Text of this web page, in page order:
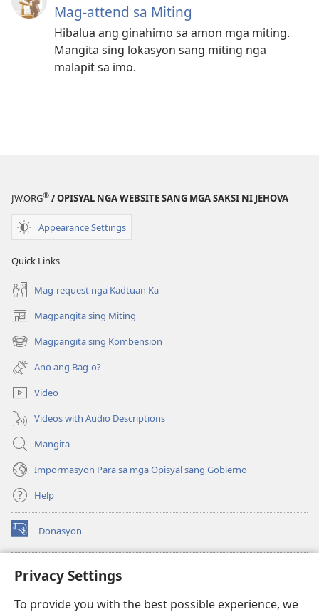
Privacy Settings
To provide you with the best possible experience, we
Mag-attend sa Miting
Hibalua ang ginahimo sa amon mga miting.
Mangita sing lokasyon sang miting nga
malapit sa imo.
JW.ORG® / OPISYAL NGA WEBSITE SANG MGA SAKSI NI JEHOVA
Appearance Settings
Quick Links
Mag-request nga Kadtuan Ka
Magpangita sing Miting
(opens
new
window)
Magpangita sing Kombension
(opens
new
window)
Ano ang Bag-o?
Video
Videos with Audio Descriptions
Mangita
Impormasyon Para sa mga Opisyal sang Gobierno
Help
Donasyon
(opens
new
Watchtower ONLINE LIBRARY™
(opens
window)JW Hub
(opens